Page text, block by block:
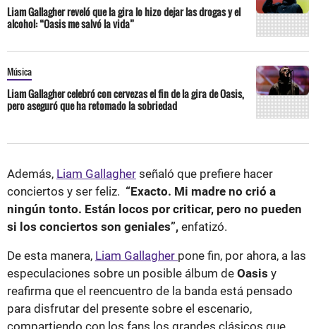
Liam Gallagher reveló que la gira lo hizo dejar las drogas y el
alcohol: “Oasis me salvó la vida”
Música
Liam Gallagher celebró con cervezas el fin de la gira de Oasis,
pero aseguró que ha retomado la sobriedad
Además, Liam Gallagher señaló que prefiere hacer
conciertos y ser feliz. “Exacto. Mi madre no crió a
ningún tonto. Están locos por criticar, pero no pueden
si los conciertos son geniales”, enfatizó.
De esta manera, Liam Gallagher pone fin, por ahora, a las
especulaciones sobre un posible álbum de Oasis y
reafirma que el reencuentro de la banda está pensado
para disfrutar del presente sobre el escenario,
compartiendo con los fans los grandes clásicos que